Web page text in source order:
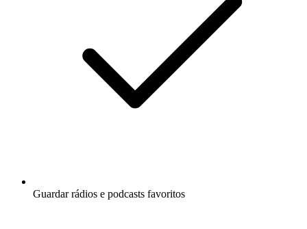
Guardar rádios e podcasts favoritos